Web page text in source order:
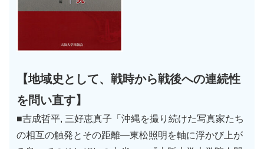
【地域史として、戦時から戦後への連続性
を問い直す】
■吉成哲平, 三好恵真子「沖縄を撮り続けた写真家たち
の相互の触発とその距離―東松照明を軸に浮かび上が